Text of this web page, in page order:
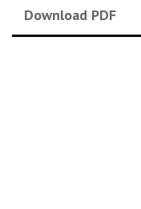
Download PDF